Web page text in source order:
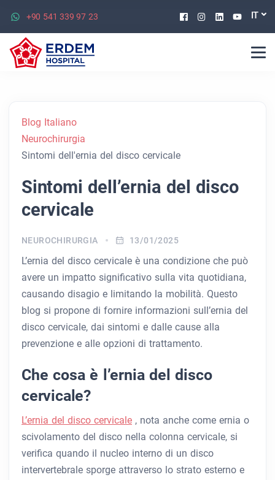
+90 541 339 97 23 Facebook
Instagram
Linkedin
IT
Blog Italiano
Neurochirurgia
Sintomi dell'ernia del disco cervicale
Sintomi dell’ernia del disco
cervicale
NEUROCHIRURGIA 13/01/2025
L’ernia del disco cervicale è una condizione che può
avere un impatto significativo sulla vita quotidiana,
causando disagio e limitando la mobilità. Questo
blog si propone di fornire informazioni sull’ernia del
disco cervicale, dai sintomi e dalle cause alla
prevenzione e alle opzioni di trattamento.
Che cosa è l’ernia del disco
cervicale?
L’ernia del disco cervicale , nota anche come ernia o
scivolamento del disco nella colonna cervicale, si
verifica quando il nucleo interno di un disco
intervertebrale sporge attraverso lo strato esterno e